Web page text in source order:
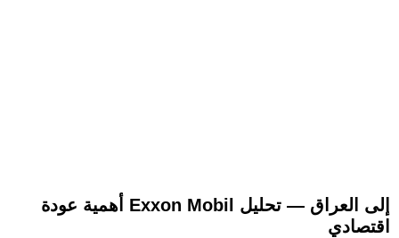
أهمية عودة Exxon Mobil إلى العراق — تحليل
اقتصادي